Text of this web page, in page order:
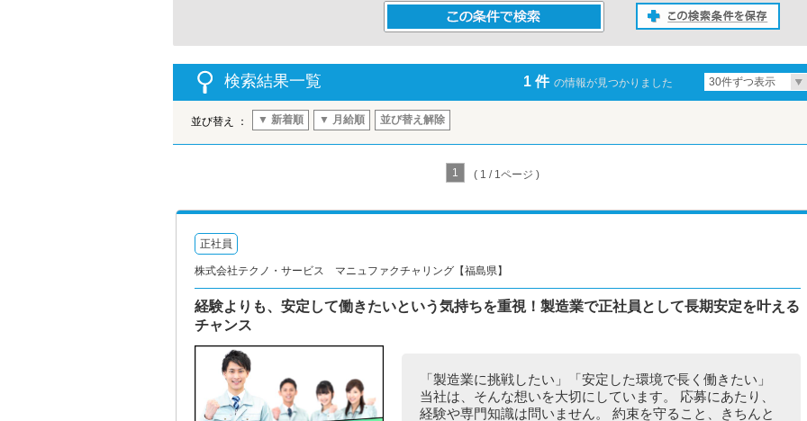
検索結果一覧 1 件 の情報が見つかりました 30件ずつ表示
並び替え ： ▼ 新着順 ▼ 月給順 並び替え解除
1 ( 1 / 1ページ )
正社員
株式会社テクノ・サービス マニュファクチャリング【福島県】
経験よりも、安定して働きたいという気持ちを重視！製造業で正社員として長期安定を叶える
チャンス
「製造業に挑戦したい」「安定した環境で長く働きたい」
当社は、そんな想いを大切にしています。 応募にあたり、
経験や専門知識は問いません。 約束を守ること、きちんと